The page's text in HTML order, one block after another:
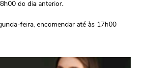
do dia anterior.
feira, encomendar até às 17h00